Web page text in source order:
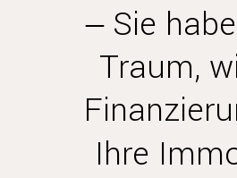
– Sie
Traum,
Ihre